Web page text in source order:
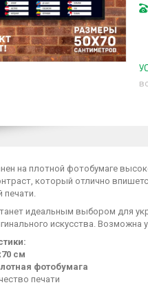
на плотной фотобумаге
который отлично
печати.
идеальным выбором для
искусства.
см
фотобумага
печати